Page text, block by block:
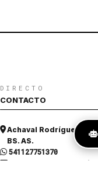
DIRECTO
CONTACTO
Achaval Rodríguez
BS. AS.
541127751370